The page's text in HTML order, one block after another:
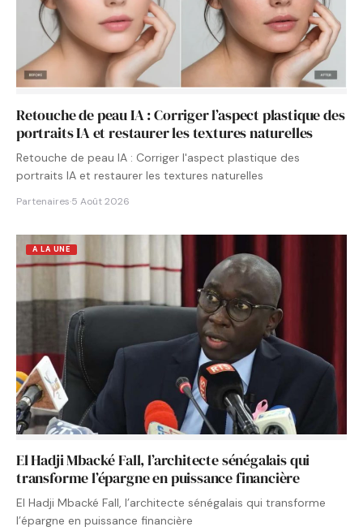
Retouche de peau IA : Corriger l’aspect plastique des
portraits IA et restaurer les textures naturelles
Retouche de peau IA : Corriger l'aspect plastique des
portraits IA et restaurer les textures naturelles
Partenaires·5 Août 2026
A LA UNE
El Hadji Mbacké Fall, l’architecte sénégalais qui
transforme l’épargne en puissance financière
El Hadji Mbacké Fall, l’architecte sénégalais qui transforme
l’épargne en puissance financière